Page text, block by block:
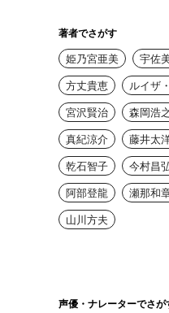
著者でさがす
姫乃宮亜美 宇佐
方丈貴恵
ルイザ
宮沢賢治
森岡浩之
真紀涼介
藤井太
乾石智子
今村昌
阿部登龍
瀬那和
山川方夫
声優・ナレーターでさが